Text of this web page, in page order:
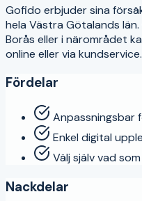
Gofido erbjuder sina
hela Västra Götalands län
Borås eller i närområdet
online eller via kundservice.
Fördelar
Anpassningsbar
Enkel digital
Välj själv vad
Nackdelar